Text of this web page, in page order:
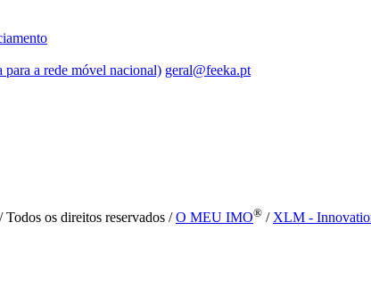
a rede móvel nacional) geral@feeka.pt
os direitos reservados /O MEU IMO® / XLM -